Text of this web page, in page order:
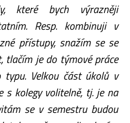
které bych výrazněji
Resp. kombinuji v
přístupy, snažím se se
tlačím je do týmové práce
typu. Velkou část úkolů v
s kolegy volitelně, tj. je na
se v semestru budou